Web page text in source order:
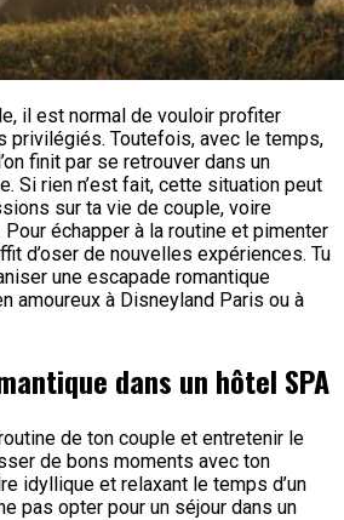
il est normal de vouloir profiter
privilégiés. Toutefois, avec le temps,
finit par se retrouver dans un
Si rien n’est fait, cette situation peut
sur ta vie de couple, voire
Pour échapper à la routine et pimenter
d’oser de nouvelles expériences. Tu
une escapade romantique
amoureux à Disneyland Paris ou à
dans un hôtel SPA
de ton couple et entretenir le
de bons moments avec ton
idyllique et relaxant le temps d’un
pas opter pour un séjour dans un